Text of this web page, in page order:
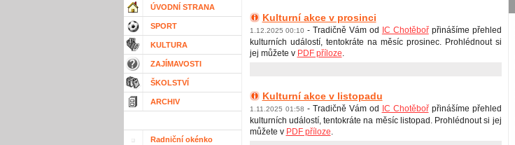
ÚVODNÍ STRANA
SPORT
KULTURA
ZAJÍMAVOSTI
ŠKOLSTVÍ
ARCHIV
Radniční okénko
Kulturní akce v prosinci
1.12.2025 00:10 - Tradičně Vám od IC Chotěbořpřinášíme přehled
kulturních událostí, tentokráte na měsíc prosinec. Prohlédnout si
jej můžete v PDF příloze.
Kulturní akce v listopadu
1.11.2025 01:58 - Tradičně Vám od IC Chotěbořpřinášíme přehled
kulturních událostí, tentokráte na měsíc listopad. Prohlédnout si jej
můžete v PDF příloze.